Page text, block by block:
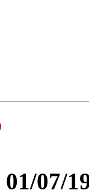
01/07/